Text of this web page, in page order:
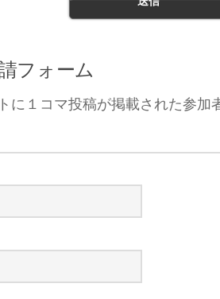
フォーム
に１コマ投稿が掲載された参加